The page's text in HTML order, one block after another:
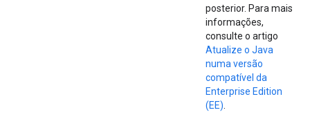
posterior. Para mais
informações,
consulte o artigo
Atualize o Java
numa versão
compatível da
Enterprise Edition
(EE)